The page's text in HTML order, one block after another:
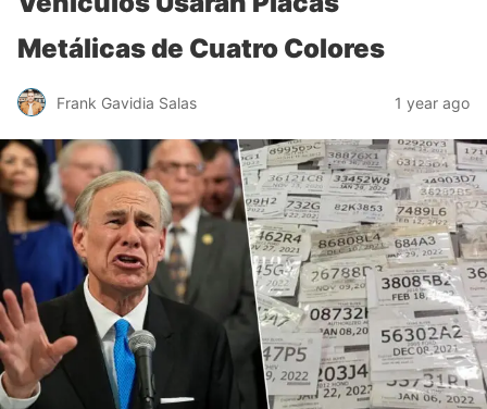
Metálicas de Cuatro Colores
Frank Gavidia Salas 1 year ago